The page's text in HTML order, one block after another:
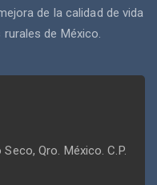
de la calidad de vida
de México.
Qro. México. C.P.